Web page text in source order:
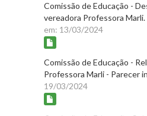
Comissão de Educação -
vereadora Professora
em: 13/03/2024
Comissão de Educação -
Professora Marli - Parecer
19/03/2024